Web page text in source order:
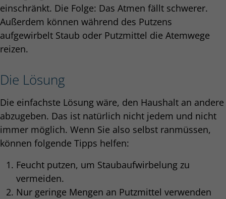
einschränkt. Die Folge: Das Atmen fällt schwerer.
Außerdem können während des Putzens
aufgewirbelt Staub oder Putzmittel die Atemwege
reizen.
Die Lösung
Die einfachste Lösung wäre, den Haushalt an andere
abzugeben. Das ist natürlich nicht jedem und nicht
immer möglich. Wenn Sie also selbst ranmüssen,
können folgende Tipps helfen:
Feucht putzen, um Staubaufwirbelung zu
vermeiden.
Nur geringe Mengen an Putzmittel verwenden